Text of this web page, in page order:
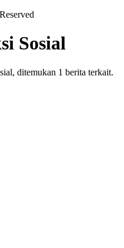
Sosial
ditemukan 1 berita terkait.